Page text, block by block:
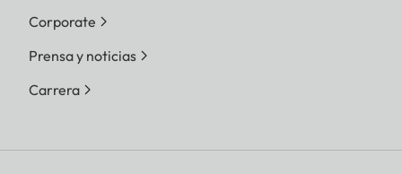
Corporate
Prensa y noticias
Carrera